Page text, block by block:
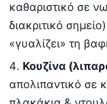
καθαριστικό σε
διακριτικό
«γυαλίζει» τη
Κουζίνα
απολιπαντικό σε